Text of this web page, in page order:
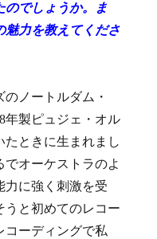
のでしょうか。ま
魅力を教えてくださ
ノートルダム・
年製ピュジェ・オル
たときに生まれまし
オーケストラのよ
力に強く刺激を受
うと初めてのレコー
コーディングで私